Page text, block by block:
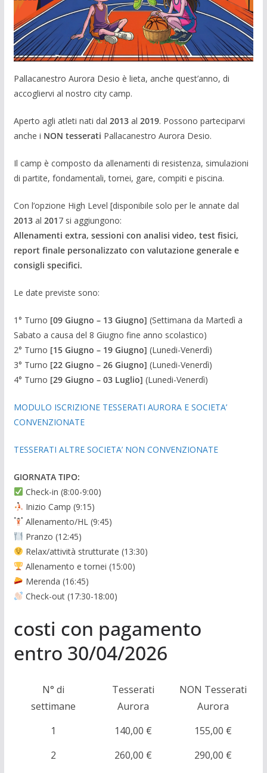
Pallacanestro Aurora Desio è lieta, anche quest’anno, di
accogliervi al nostro city camp.
Aperto agli atleti nati dal 2013 al 2019. Possono parteciparvi
anche i NON tesserati Pallacanestro Aurora Desio.
Il camp è composto da allenamenti di resistenza, simulazioni
di partite, fondamentali, tornei, gare, compiti e piscina.
Con l’opzione High Level [disponibile solo per le annate dal
2013 al 2017 si aggiungono:
Allenamenti extra, sessioni con analisi video, test fisici,
report finale personalizzato con valutazione generale e
consigli specifici.
Le date previste sono:
1° Turno [09 Giugno – 13 Giugno] (Settimana da Martedì a
Sabato a causa del 8 Giugno fine anno scolastico)
2° Turno [15 Giugno – 19 Giugno] (Lunedi-Venerdì)
3° Turno [22 Giugno – 26 Giugno] (Lunedi-Venerdì)
4° Turno [29 Giugno – 03 Luglio] (Lunedi-Venerdì)
MODULO ISCRIZIONE TESSERATI AURORA E SOCIETA’
CONVENZIONATE
TESSERATI ALTRE SOCIETA’ NON CONVENZIONATE
GIORNATA TIPO:
Check-in (8:00-9:00)
Inizio Camp (9:15)
Allenamento/HL (9:45)
Pranzo (12:45)
Relax/attività strutturate (13:30)
Allenamento e tornei (15:00)
Merenda (16:45)
Check-out (17:30-18:00)
costi con pagamento
entro 30/04/2026
N° di
settimane
Tesserati
Aurora
NON Tesserati
Aurora
1
140,00 €
155,00 €
2
260,00 € 290,00 €